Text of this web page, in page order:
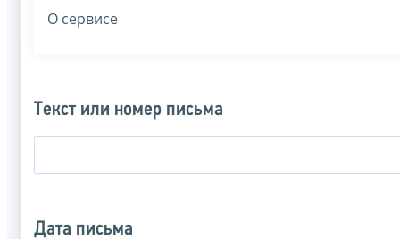
О сервисе
Текст или номер письма
Дата письма